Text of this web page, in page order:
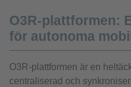
O3R-plattformen:
för autonoma
O3R-plattformen är en
centraliserad och